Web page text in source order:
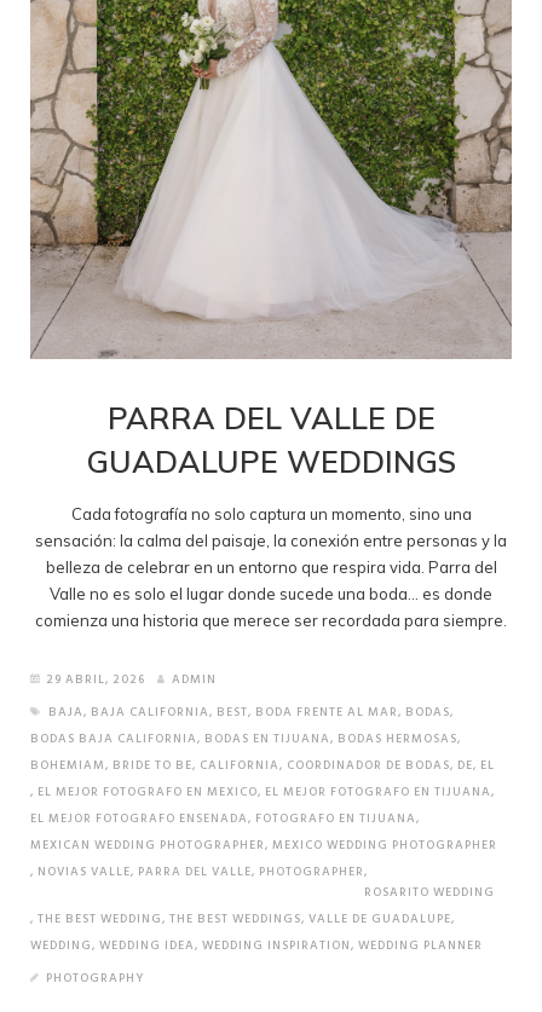
PARRA DEL VALLE DE
GUADALUPE WEDDINGS
Cada fotografía no solo captura un momento, sino una
sensación: la calma del paisaje, la conexión entre personas y la
belleza de celebrar en un entorno que respira vida. Parra del
Valle no es solo el lugar donde sucede una boda… es donde
comienza una historia que merece ser recordada para siempre.
29 ABRIL, 2026
ADMIN
BAJA, BAJA CALIFORNIA, BEST, BODA FRENTE AL MAR, BODAS,
BODAS BAJA CALIFORNIA, BODAS EN TIJUANA, BODAS HERMOSAS,
BOHEMIAM, BRIDE TO BE, CALIFORNIA, COORDINADOR DE BODAS, DE, EL
, EL MEJOR FOTOGRAFO EN MEXICO, EL MEJOR FOTOGRAFO EN TIJUANA,
EL MEJOR FOTOGRAFO ENSENADA, FOTOGRAFO EN TIJUANA,
MEXICAN WEDDING PHOTOGRAPHER, MEXICO WEDDING PHOTOGRAPHER
, NOVIAS VALLE, PARRA DEL VALLE, PHOTOGRAPHER,
ROSARITO WEDDING
, THE BEST WEDDING, THE BEST WEDDINGS, VALLE DE GUADALUPE,
WEDDING, WEDDING IDEA, WEDDING INSPIRATION, WEDDING PLANNER
PHOTOGRAPHY